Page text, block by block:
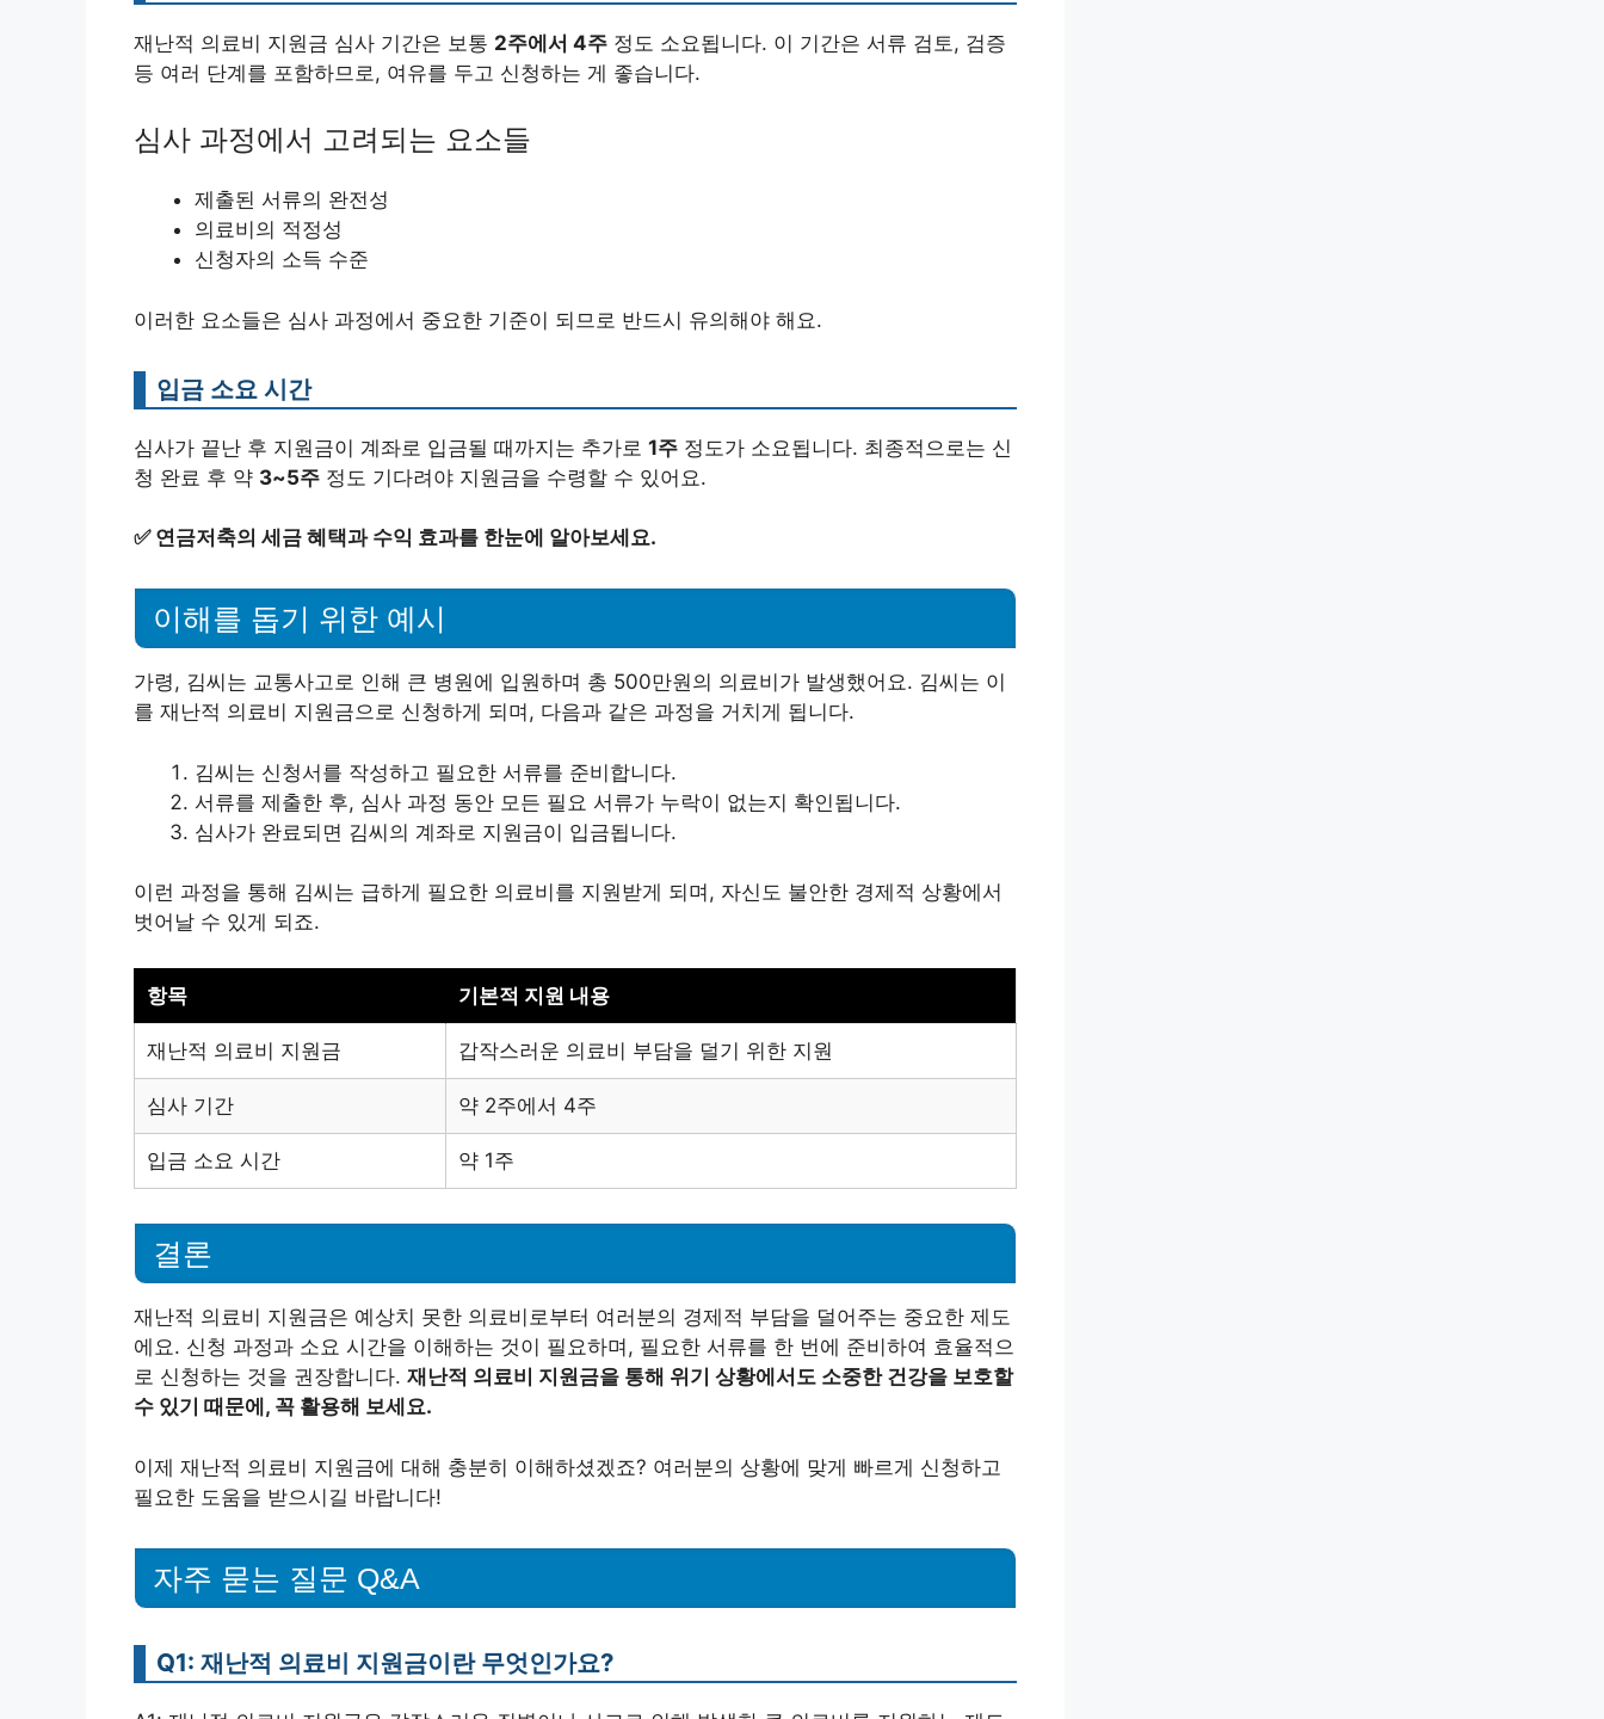
재난적 의료비 지원금 심사 기간은 보통 2주에서 4주 정도 소요됩니다. 이 기간은 서류 검토, 검증
등 여러 단계를 포함하므로, 여유를 두고 신청하는 게 좋습니다.
심사 과정에서 고려되는 요소들
제출된 서류의 완전성
의료비의 적정성
신청자의 소득 수준
이러한 요소들은 심사 과정에서 중요한 기준이 되므로 반드시 유의해야 해요.
입금 소요 시간
심사가 끝난 후 지원금이 계좌로 입금될 때까지는 추가로 1주 정도가 소요됩니다. 최종적으로는 신
청 완료 후 약 3~5주 정도 기다려야 지원금을 수령할 수 있어요.
✅ 연금저축의 세금 혜택과 수익 효과를 한눈에 알아보세요.
이해를 돕기 위한 예시
가령, 김씨는 교통사고로 인해 큰 병원에 입원하며 총 500만원의 의료비가 발생했어요. 김씨는 이
를 재난적 의료비 지원금으로 신청하게 되며, 다음과 같은 과정을 거치게 됩니다.
김씨는 신청서를 작성하고 필요한 서류를 준비합니다.
서류를 제출한 후, 심사 과정 동안 모든 필요 서류가 누락이 없는지 확인됩니다.
심사가 완료되면 김씨의 계좌로 지원금이 입금됩니다.
이런 과정을 통해 김씨는 급하게 필요한 의료비를 지원받게 되며, 자신도 불안한 경제적 상황에서
벗어날 수 있게 되죠.
항목 기본적 지원 내용
재난적 의료비 지원금 갑작스러운 의료비 부담을 덜기 위한 지원
심사 기간 약 2주에서 4주
입금 소요 시간 약 1주
결론
재난적 의료비 지원금은 예상치 못한 의료비로부터 여러분의 경제적 부담을 덜어주는 중요한 제도
에요. 신청 과정과 소요 시간을 이해하는 것이 필요하며, 필요한 서류를 한 번에 준비하여 효율적으
로 신청하는 것을 권장합니다. 재난적 의료비 지원금을 통해 위기 상황에서도 소중한 건강을 보호할
수 있기 때문에, 꼭 활용해 보세요.
이제 재난적 의료비 지원금에 대해 충분히 이해하셨겠죠? 여러분의 상황에 맞게 빠르게 신청하고
필요한 도움을 받으시길 바랍니다!
자주 묻는 질문 Q&A
Q1: 재난적 의료비 지원금이란 무엇인가요?